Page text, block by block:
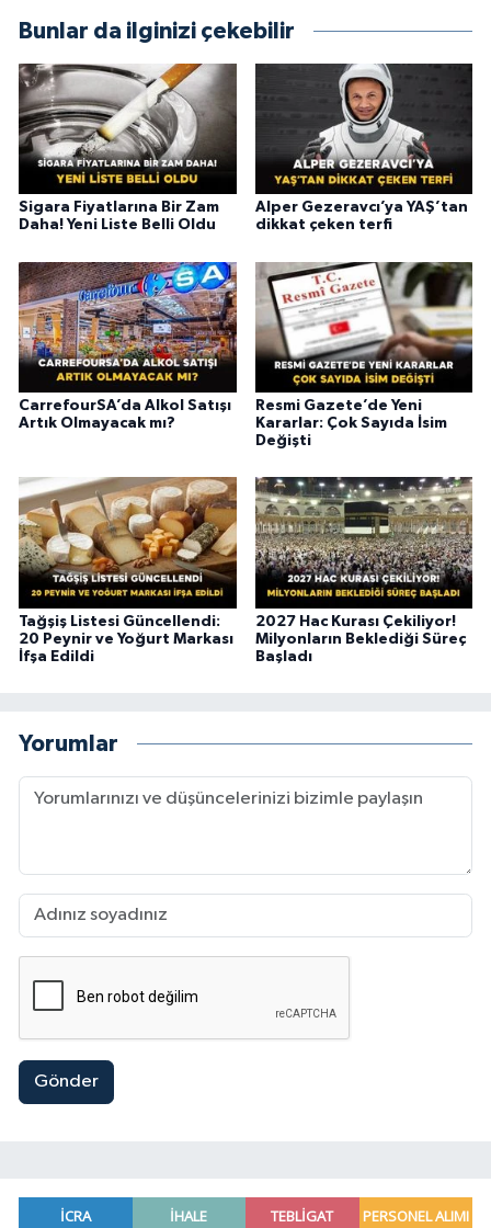
Bunlar da ilginizi çekebilir
Sigara Fiyatlarına Bir Zam
Daha! Yeni Liste Belli Oldu
Alper Gezeravcı’ya YAŞ’tan
dikkat çeken terfi
CarrefourSA’da Alkol Satışı
Artık Olmayacak mı?
Resmi Gazete’de Yeni
Kararlar: Çok Sayıda İsim
Değişti
Tağşiş Listesi Güncellendi:
20 Peynir ve Yoğurt Markası
İfşa Edildi
2027 Hac Kurası Çekiliyor!
Milyonların Beklediği Süreç
Başladı
Yorumlar
Gönder